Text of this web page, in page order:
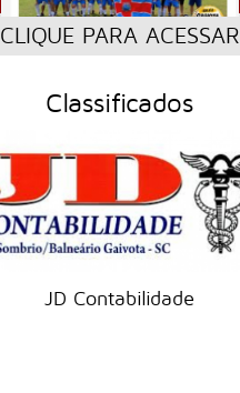
CLIQUE PARA ACESSAR
Classificados
JD Contabilidade